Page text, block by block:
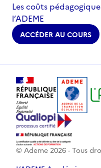
Les coûts
l’ADEME
ACCÉDER AU COURS
© Ademe 2026 - Tous